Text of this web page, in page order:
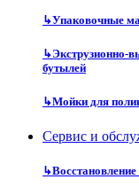
↳Упаковочные
↳Экструзионно-
бутылей
↳Мойки для
Сервис и
↳